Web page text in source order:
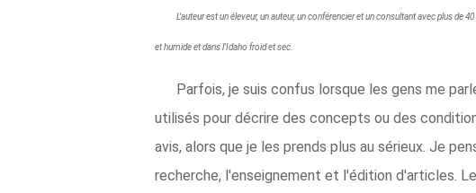
L'auteur est un éleveur, un auteur, un conférencier et un consultant avec plus de
et humide et dans l'Idaho froid et sec.
Parfois, je suis confus lorsque les gens me
utilisés pour décrire des concepts ou des
avis, alors que je les prends plus au sérieux. Je
recherche, l'enseignement et l'édition d'articles.